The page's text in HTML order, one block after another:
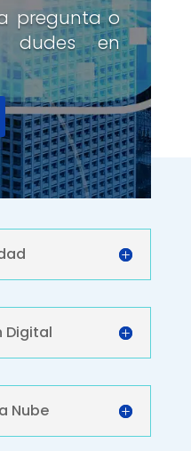
pregunta o
dudes en
Digital
Nube